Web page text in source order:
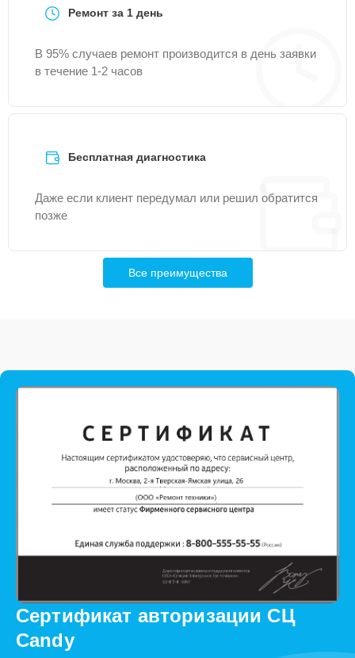
Ремонт за 1 день
В 95% случаев ремонт производится в день заявки
в течение 1-2 часов
Бесплатная диагностика
Даже если клиент передумал или решил обратится
позже
Все преимущества
Сертификат авторизации СЦ
Candy